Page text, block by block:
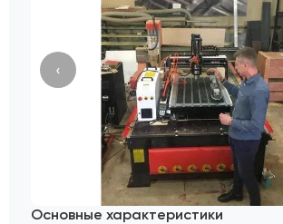
‹
Основные характеристики